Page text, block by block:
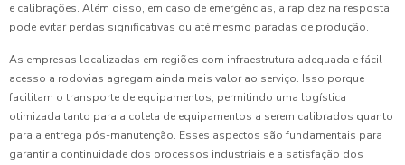
e calibrações. Além disso, em caso de emergências, a rapidez na resposta
pode evitar perdas significativas ou até mesmo paradas de produção.
As empresas localizadas em regiões com infraestrutura adequada e fácil
acesso a rodovias agregam ainda mais valor ao serviço. Isso porque
facilitam o transporte de equipamentos, permitindo uma logística
otimizada tanto para a coleta de equipamentos a serem calibrados quanto
para a entrega pós-manutenção. Esses aspectos são fundamentais para
garantir a continuidade dos processos industriais e a satisfação dos